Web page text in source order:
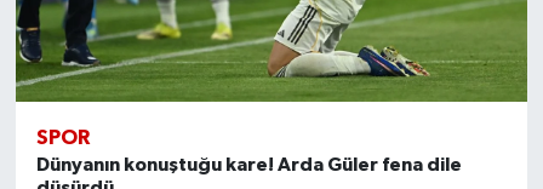
SPOR
Dünyanın konuştuğu kare! Arda Güler fena dile